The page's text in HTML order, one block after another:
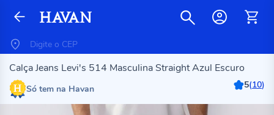
Calça Jeans Levi's 514 Masculina Straight Azul Escuro
Só tem na Havan 5(10)